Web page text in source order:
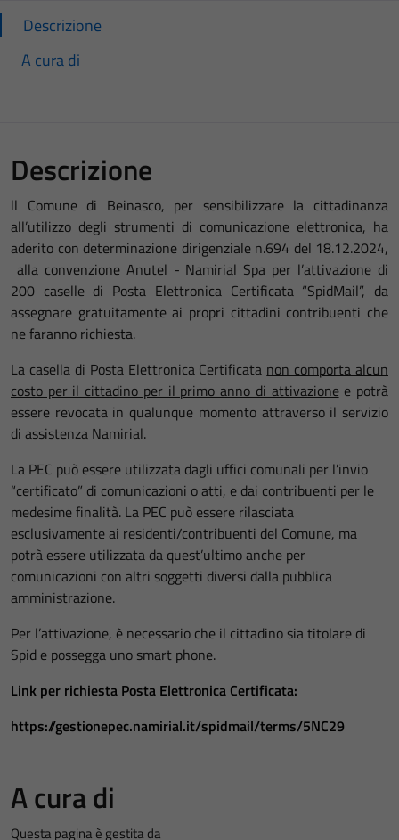
Descrizione
A cura di
Descrizione
ll Comune di Beinasco, per sensibilizzare la cittadinanza
all’utilizzo degli strumenti di comunicazione elettronica, ha
aderito con determinazione dirigenziale n.694 del 18.12.2024,
alla convenzione Anutel - Namirial Spa per l’attivazione di
200 caselle di Posta Elettronica Certificata “SpidMail”, da
assegnare gratuitamente ai propri cittadini contribuenti che
ne faranno richiesta.
La casella di Posta Elettronica Certificata non comporta alcun
costo per il cittadino per il primo anno di attivazionee potrà
essere revocata in qualunque momento attraverso il servizio
di assistenza Namirial.
La PEC può essere utilizzata dagli uffici comunali per l’invio
“certificato” di comunicazioni o atti, e dai contribuenti per le
medesime finalità. La PEC può essere rilasciata
esclusivamente ai residenti/contribuenti del Comune, ma
potrà essere utilizzata da quest’ultimo anche per
comunicazioni con altri soggetti diversi dalla pubblica
amministrazione.
Per l’attivazione, è necessario che il cittadino sia titolare di
Spid e possegga uno smart phone.
Link per richiesta Posta Elettronica Certificata:
https://gestionepec.namirial.it/spidmail/terms/5NC29
A cura di
Questa pagina è gestita da